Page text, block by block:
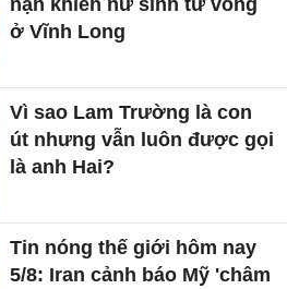
nạn khiến nữ sinh tử vong
ở Vĩnh Long
Vì sao Lam Trường là con
út nhưng vẫn luôn được gọi
là anh Hai?
Tin nóng thế giới hôm nay
5/8: Iran cảnh báo Mỹ 'châm